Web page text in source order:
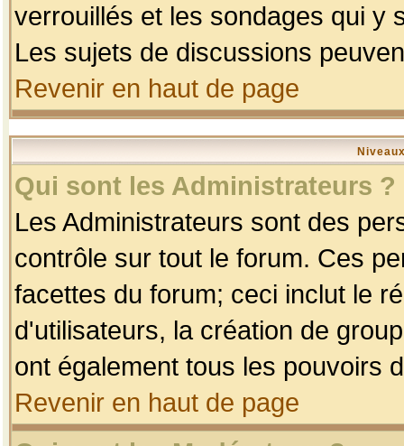
verrouillés et les sondages qui y
Les sujets de discussions
Revenir en haut de page
Qui sont les Administrateurs ?
Les Administrateurs sont des
contrôle sur tout le forum. Ces
facettes du forum; ceci inclut le
d'utilisateurs, la création de
ont également tous les pouvoirs
Revenir en haut de page